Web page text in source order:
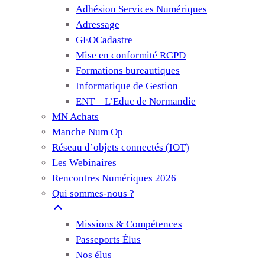
Adhésion Services Numériques
Adressage
GEOCadastre
Mise en conformité RGPD
Formations bureautiques
Informatique de Gestion
ENT – L’Educ de Normandie
MN Achats
Manche Num Op
Réseau d’objets connectés (IOT)
Les Webinaires
Rencontres Numériques 2026
Qui sommes-nous ?
Missions & Compétences
Passeports Élus
Nos élus